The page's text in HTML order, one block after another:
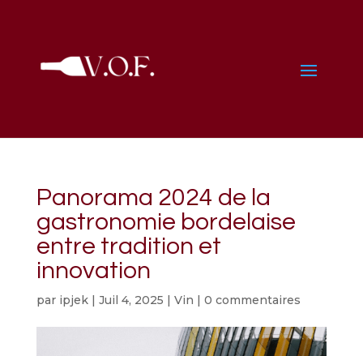
Panorama 2024 de la
gastronomie bordelaise
entre tradition et
innovation
par ipjek| Juil 4, 2025 | Vin | 0 commentaires